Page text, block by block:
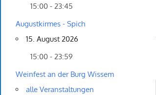
15:00 - 23:45
Augustkirmes - Spich
15. August 2026
15:00 - 23:59
Weinfest an der Burg Wissem
alle Veranstaltungen